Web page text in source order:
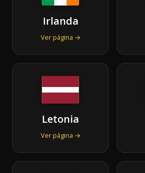
Irlanda
Ver página →
Letonia
Ver página →